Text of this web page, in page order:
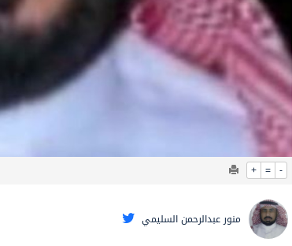
+ = -
منور عبدالرحمن السليمي